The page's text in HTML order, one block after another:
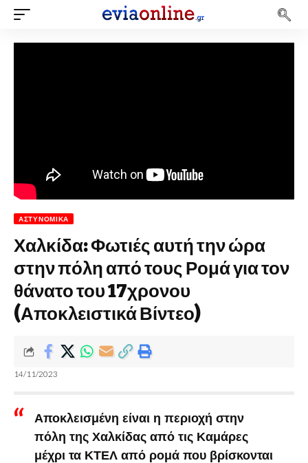
ΑΣΤΥΝΟΜΙΚΆ
Χαλκίδα: Φωτιές αυτή την ώρα
στην πόλη από τους Ρομά για τον
θάνατο του 17χρονου
(Αποκλειστικά Βίντεο)
14/11/2023
Αποκλεισμένη είναι η περιοχή στην
πόλη της Χαλκίδας από τις Καμάρες
μέχρι τα ΚΤΕΛ από ρομά που βρίσκονται